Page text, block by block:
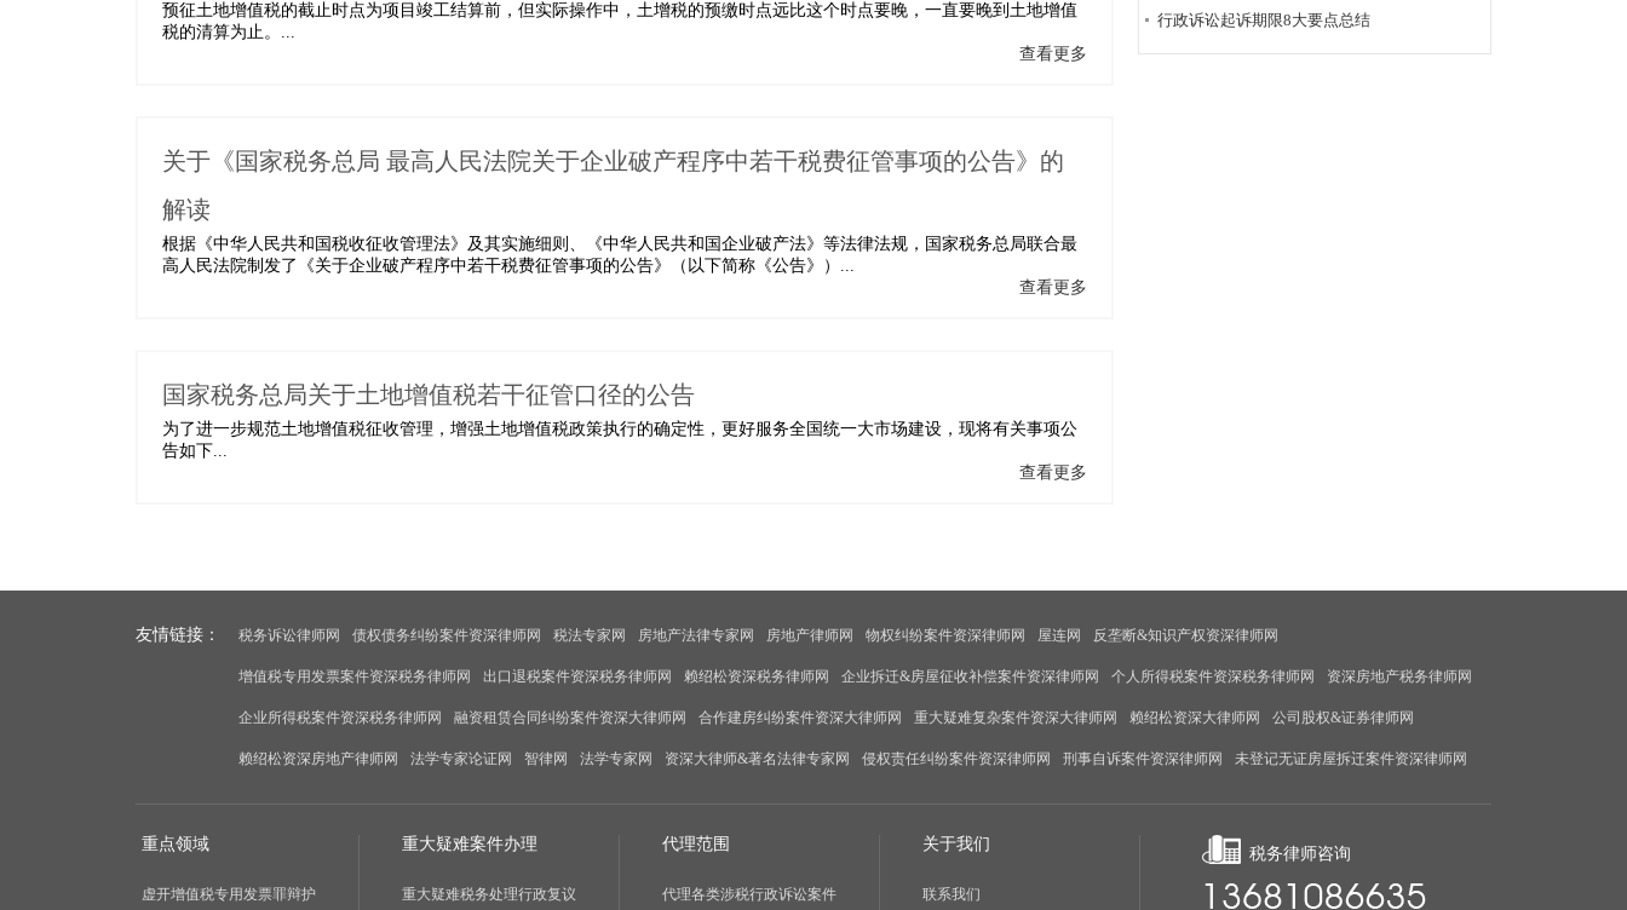
预征土地增值税的截止时点为项目竣工结算前，但实际操作中，土增税的预缴时点远比这个时点要晚，一直要晚到土地增值
税的清算为止。...
查看更多
关于《国家税务总局 最高人民法院关于企业破产程序中若干税费征管事项的公告》的
解读
根据《中华人民共和国税收征收管理法》及其实施细则、《中华人民共和国企业破产法》等法律法规，国家税务总局联合最
高人民法院制发了《关于企业破产程序中若干税费征管事项的公告》（以下简称《公告》）...
查看更多
国家税务总局关于土地增值税若干征管口径的公告
为了进一步规范土地增值税征收管理，增强土地增值税政策执行的确定性，更好服务全国统一大市场建设，现将有关事项公
告如下...
查看更多
行政诉讼起诉期限8大要点总结
友情链接： 税务诉讼律师网 债权债务纠纷案件资深律师网 税法专家网 房地产法律专家网 房地产律师网 物权纠纷案件资深律师网 屋连网 反垄断&知识产权资深律师网
增值税专用发票案件资深税务律师网 出口退税案件资深税务律师网 赖绍松资深税务律师网 企业拆迁&房屋征收补偿案件资深律师网 个人所得税案件资深税务律师网 资深房地产税务律师网
企业所得税案件资深税务律师网 融资租赁合同纠纷案件资深大律师网 合作建房纠纷案件资深大律师网 重大疑难复杂案件资深大律师网 赖绍松资深大律师网 公司股权&证券律师网
赖绍松资深房地产律师网 法学专家论证网 智律网 法学专家网 资深大律师&著名法律专家网 侵权责任纠纷案件资深律师网 刑事自诉案件资深律师网 未登记无证房屋拆迁案件资深律师网
重点领域
虚开增值税专用发票罪辩护
重大疑难案件办理
重大疑难税务处理行政复议
代理范围
代理各类涉税行政诉讼案件
关于我们
联系我们
税务律师咨询